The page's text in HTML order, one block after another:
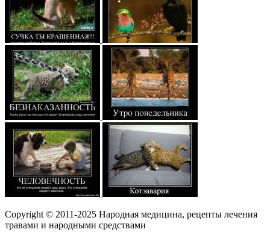
Copyright © 2011-2025 Народная медицина, рецепты лечения
травами и народными средствами